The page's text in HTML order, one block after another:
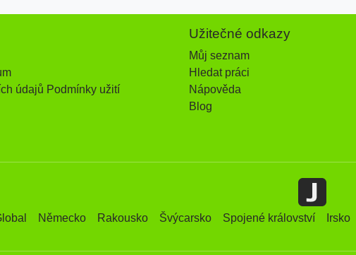
údajů Podmínky užití
Užitečné odkazy
Můj seznam
Hledat práci
Nápověda
Blog
Německo Rakousko Švýcarsko Spojené království Irsko